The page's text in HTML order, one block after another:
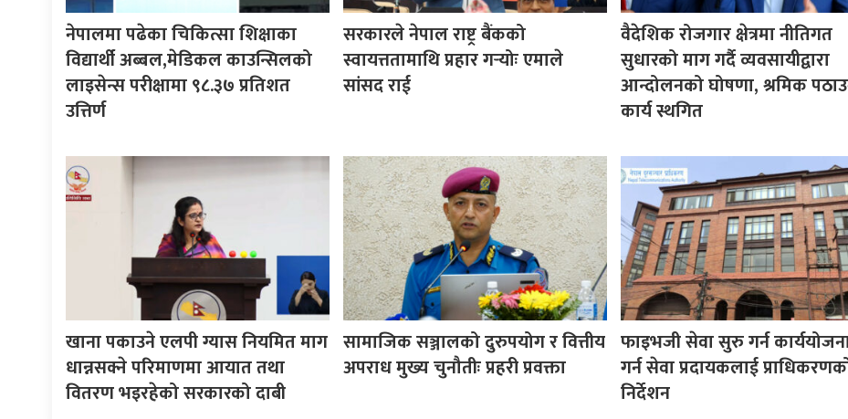
नेपालमा पढेका चिकित्सा शिक्षाका
विद्यार्थी अब्बल,मेडिकल काउन्सिलको
लाइसेन्स परीक्षामा ९८.३७ प्रतिशत
उत्तिर्ण
सरकारले नेपाल राष्ट्र बैंकको
स्वायत्ततामाथि प्रहार गर्‍योः एमाले
सांसद राई
वैदेशिक रोजगार क्षेत्रमा नीतिगत
सुधारको माग गर्दै व्यवसायीद्वारा
आन्दोलनको घोषणा, श्रमिक
कार्य स्थगित
खाना पकाउने एलपी ग्यास नियमित माग
धान्नसक्ने परिमाणमा आयात तथा
वितरण भइरहेको सरकारको दाबी
सामाजिक सञ्जालको दुरुपयोग र वित्तीय
अपराध मुख्य चुनौतीः प्रहरी प्रवक्ता
फाइभजी सेवा सुरु गर्न
गर्न सेवा प्रदायकलाई
निर्देशन